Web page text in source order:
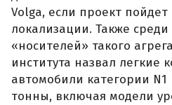
Volga, если проект пойдет
локализации. Также
«носителей» такого
института назвал легкие
автомобили категории
тонны, включая модели